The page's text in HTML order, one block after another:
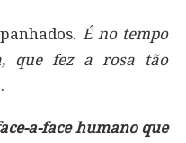
É no tempo
que fez a rosa tão
a-face humano que